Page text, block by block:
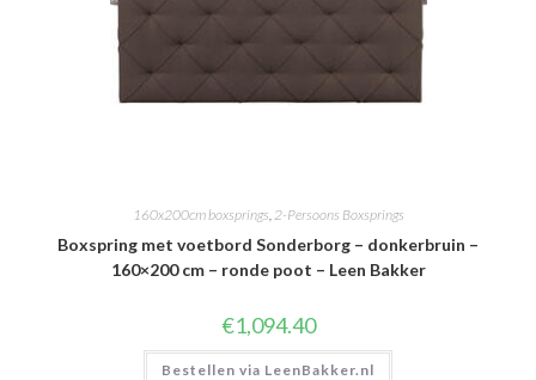
160x200cm boxsprings,2-Persoons Boxsprings
Boxspring met voetbord Sonderborg – donkerbruin –
160×200 cm – ronde poot – Leen Bakker
€1,094.40
Bestellen via LeenBakker.nl